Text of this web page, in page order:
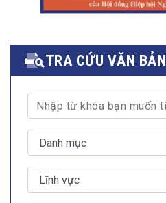
TRA CỨU VĂN BẢN